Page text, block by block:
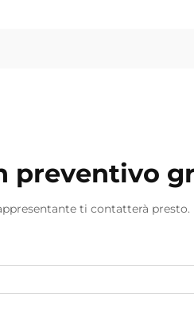
preventivo
ti contatterà presto.